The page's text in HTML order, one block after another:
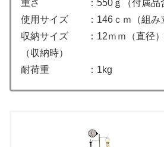
重さ ：550ｇ（付属品含
使用サイズ ：146ｃｍ（組み
収納サイズ ：12ｍｍ（直径）
（収納時）
耐荷重 ：1kg